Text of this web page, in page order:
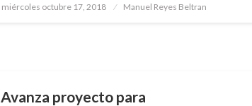
Publicado
miércoles octubre 17, 2018 Manuel Reyes Beltran
Avanza proyecto para